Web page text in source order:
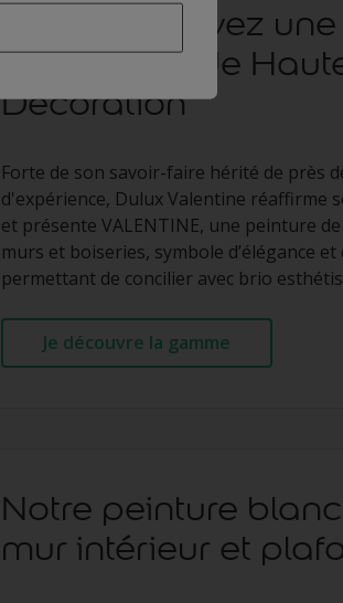
Valentine, vivez une
expérience de
Décoration
Forte de son savoir-faire hérité de près
d'expérience, Dulux Valentine réaffirme
et présente VALENTINE, une peinture
murs et boiseries, symbole d’élégance
permettant de concilier avec brio
Je découvre la gamme
Notre peinture
mur intérieur et